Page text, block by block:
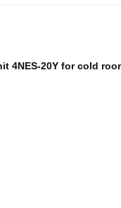
4NES-20Y for cold